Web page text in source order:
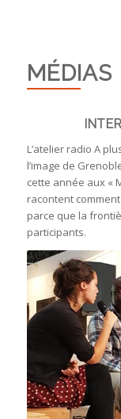
MÉDIAS
L’atelier radio A
l’image de
cette année aux «
racontent
parce que la
participants.